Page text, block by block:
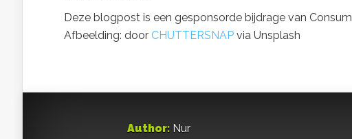
Deze blogpost is een gesponsorde bijdrage van
Afbeelding: door CHUTTERSNAP via Unsplash
Author: Nur